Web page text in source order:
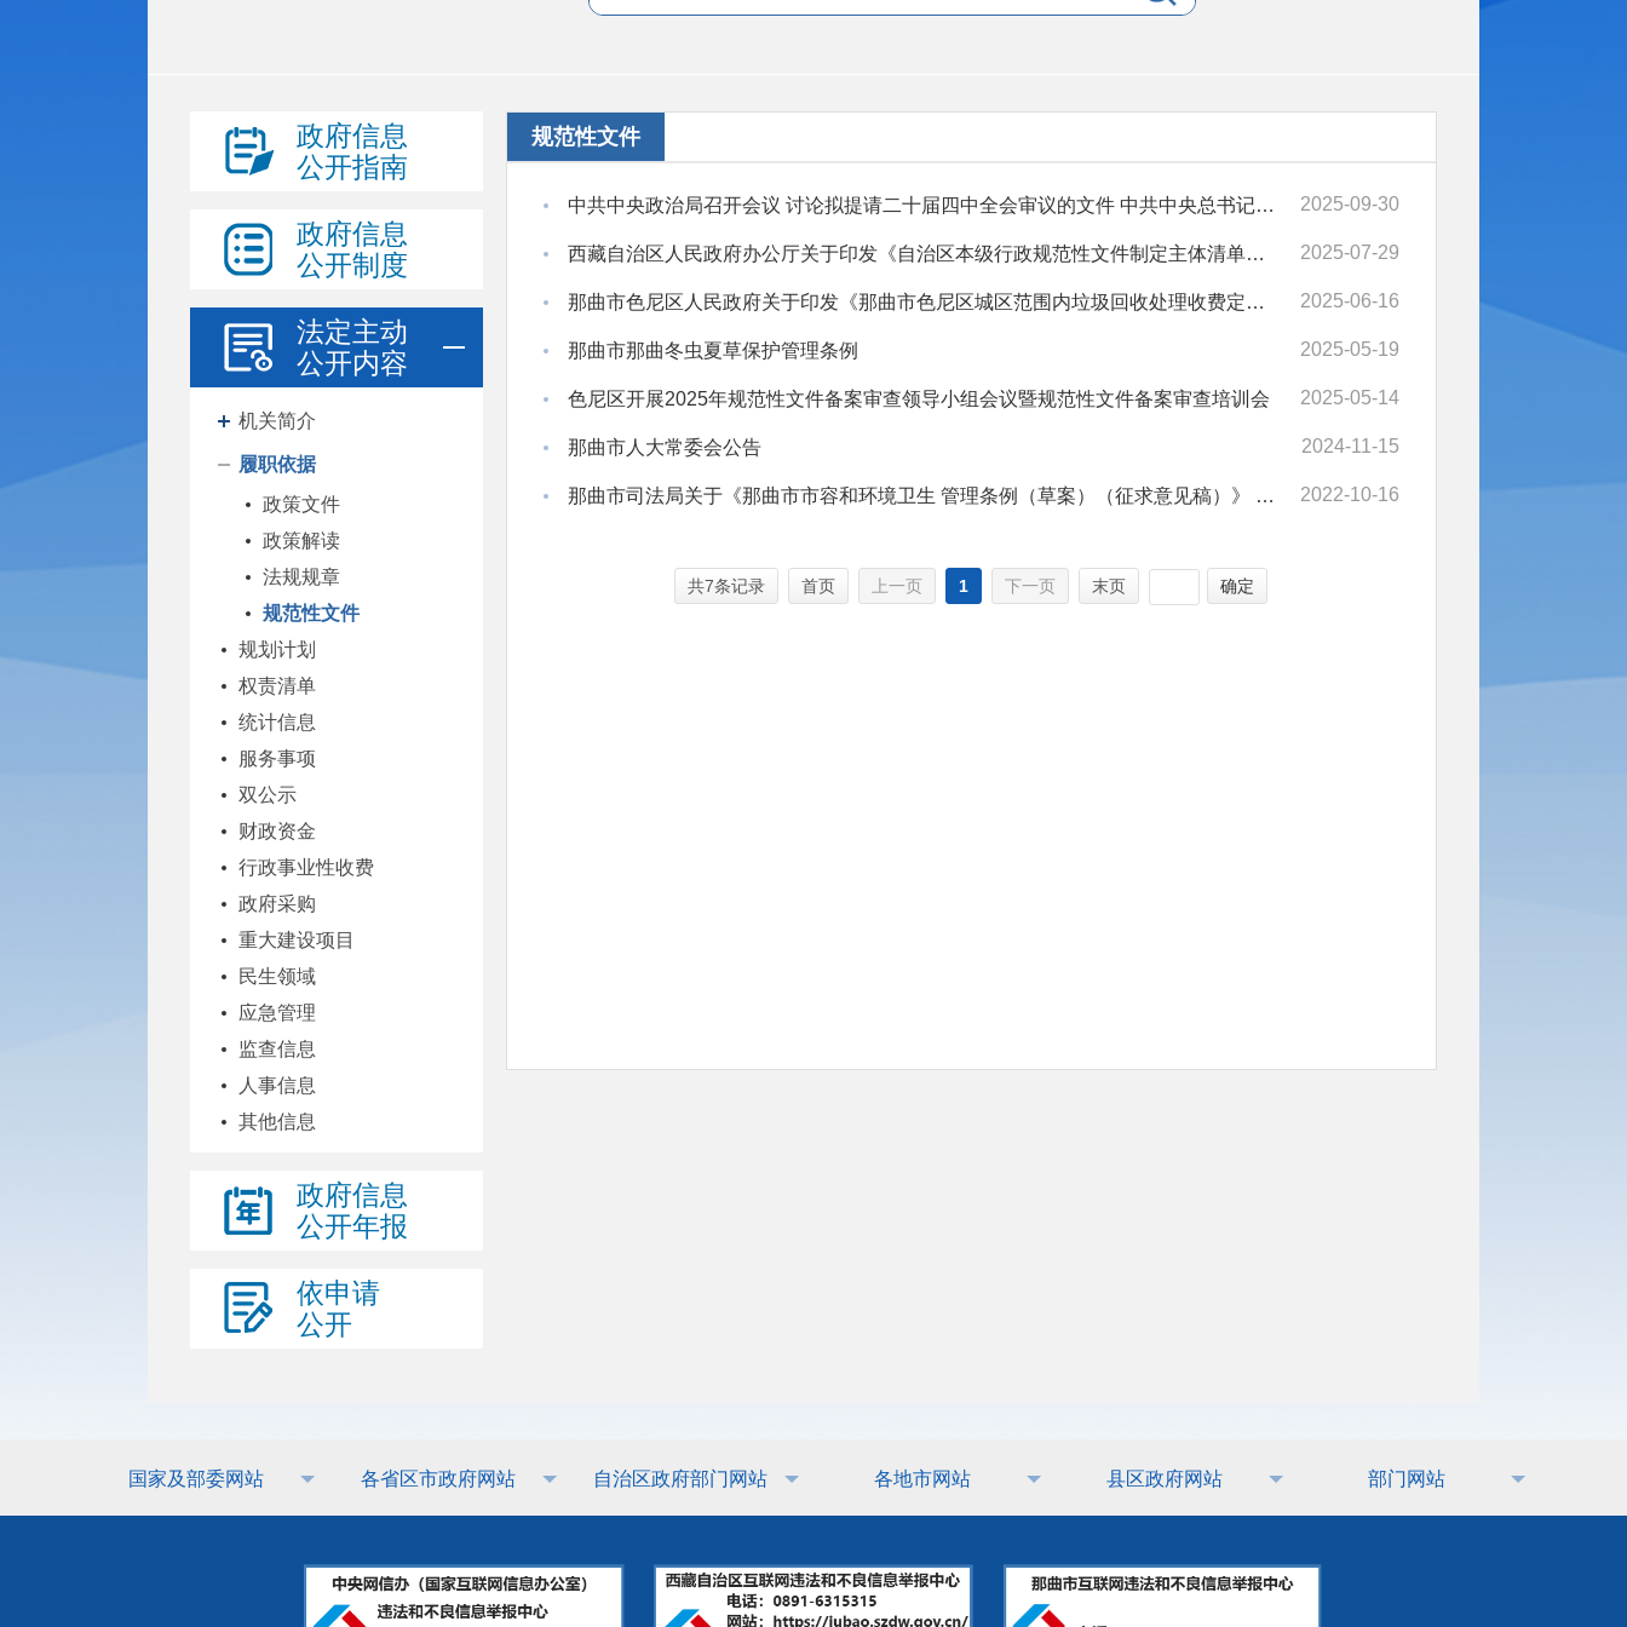
政府信息
公开指南
政府信息
公开制度
法定主动
公开内容
机关简介
履职依据
政策文件
政策解读
法规规章
规范性文件
规划计划
权责清单
统计信息
服务事项
双公示
财政资金
行政事业性收费
政府采购
重大建设项目
民生领域
应急管理
监查信息
人事信息
其他信息
政府信息
公开年报
依申请
公开
规范性文件
中共中央政治局召开会议 讨论拟提请二十届四中全会审议的文件 中共中央总书记习近平主持会议 2025-09-30
西藏自治区人民政府办公厅关于印发《自治区本级行政规范性文件制定主体清单》的通知 2025-07-29
那曲市色尼区人民政府关于印发《那曲市色尼区城区范围内垃圾回收处理收费定价实施方案》的通知 2025-06-16
那曲市那曲冬虫夏草保护管理条例 2025-05-19
色尼区开展2025年规范性文件备案审查领导小组会议暨规范性文件备案审查培训会 2025-05-14
那曲市人大常委会公告 2024-11-15
那曲市司法局关于《那曲市市容和环境卫生 管理条例（草案）（征求意见稿）》 的征集意见的公告 2022-10-16
共7条记录 首页 上一页 1 下一页 末页 确定
国家及部委网站 各省区市政府网站 自治区政府部门网站 各地市网站 县区政府网站 部门网站